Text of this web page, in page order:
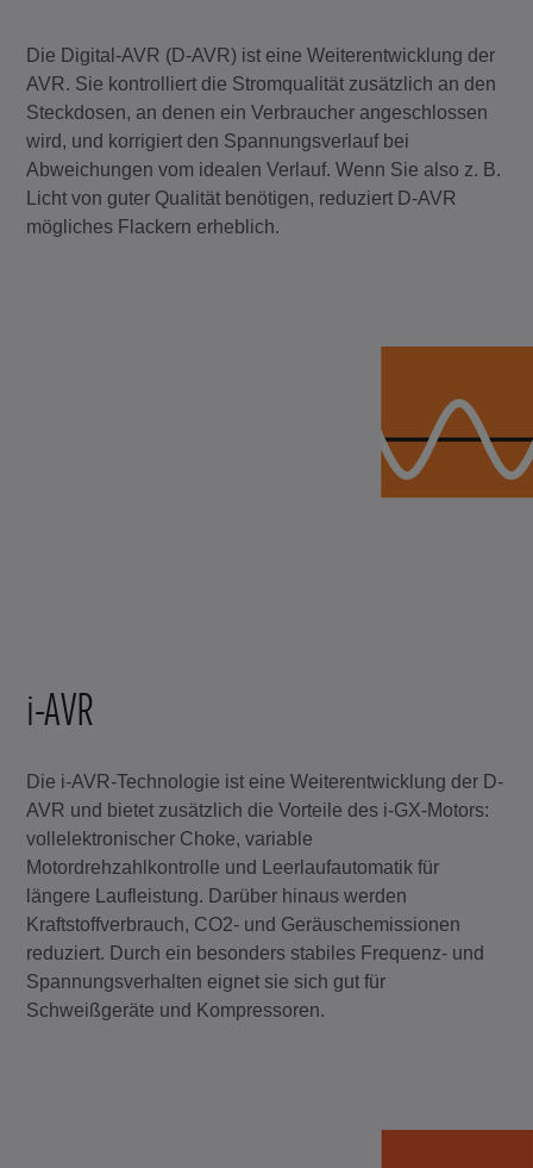
Die Digital-AVR (D-AVR) ist eine Weiterentwicklung der
AVR. Sie kontrolliert die Stromqualität zusätzlich an den
Steckdosen, an denen ein Verbraucher angeschlossen
wird, und korrigiert den Spannungsverlauf bei
Abweichungen vom idealen Verlauf. Wenn Sie also z. B.
Licht von guter Qualität benötigen, reduziert D-AVR
mögliches Flackern erheblich.
i-AVR
Die i-AVR-Technologie ist eine Weiterentwicklung der D-
AVR und bietet zusätzlich die Vorteile des i-GX-Motors:
vollelektronischer Choke, variable
Motordrehzahlkontrolle und Leerlaufautomatik für
längere Laufleistung. Darüber hinaus werden
Kraftstoffverbrauch, CO2- und Geräuschemissionen
reduziert. Durch ein besonders stabiles Frequenz- und
Spannungsverhalten eignet sie sich gut für
Schweißgeräte und Kompressoren.